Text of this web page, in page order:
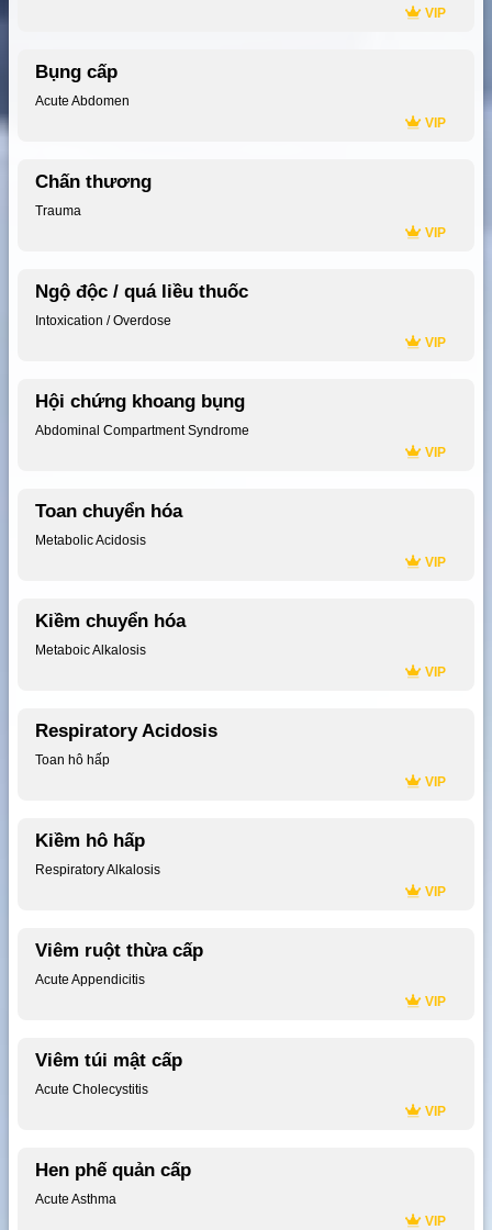
VIP
Bụng cấp
Acute Abdomen
VIP
Chấn thương
Trauma
VIP
Ngộ độc / quá liều thuốc
Intoxication / Overdose
VIP
Hội chứng khoang bụng
Abdominal Compartment Syndrome
VIP
Toan chuyển hóa
Metabolic Acidosis
VIP
Kiềm chuyển hóa
Metaboic Alkalosis
VIP
Respiratory Acidosis
Toan hô hấp
VIP
Kiềm hô hấp
Respiratory Alkalosis
VIP
Viêm ruột thừa cấp
Acute Appendicitis
VIP
Viêm túi mật cấp
Acute Cholecystitis
VIP
Hen phế quản cấp
Acute Asthma
VIP